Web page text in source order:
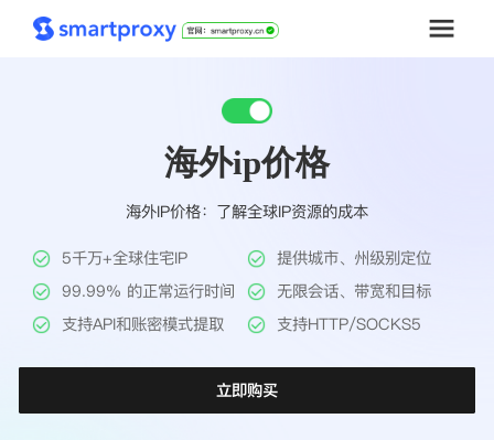
工具
帮助中心
海外ip价格
海外IP价格：了解全球IP资源的成本
5千万+全球住宅IP
提供城市、州级别定位
99.99% 的正常运行时间
无限会话、带宽和目标
支持API和账密模式提取
支持HTTP/SOCKS5
立即购买